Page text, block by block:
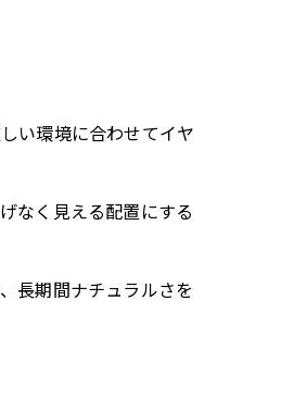
い環境に合わせてイヤ
なく見える配置にする
長期間ナチュラルさを